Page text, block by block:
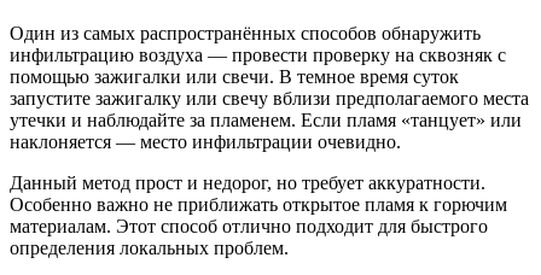
Один из самых распространённых способов обнаружить
инфильтрацию воздуха — провести проверку на сквозняк с
помощью зажигалки или свечи. В темное время суток
запустите зажигалку или свечу вблизи предполагаемого места
утечки и наблюдайте за пламенем. Если пламя «танцует» или
наклоняется — место инфильтрации очевидно.
Данный метод прост и недорог, но требует аккуратности.
Особенно важно не приближать открытое пламя к горючим
материалам. Этот способ отлично подходит для быстрого
определения локальных проблем.